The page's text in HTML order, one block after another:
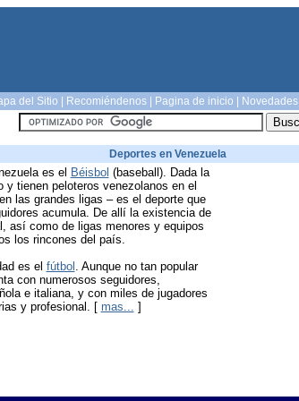
del Sitio Recomiéndenos| Pagina de inicio Novedades|
Deportes en Venezuela
es el Béisbol (baseball). Dada la
y tienen peloteros venezolanos en el
las grandes ligas – es el deporte que
acumula. De allí la existencia de
así como de ligas menores y equipos
los rincones del país.
es el fútbol . Aunque no tan popular
con numerosos seguidores,
e italiana, y con miles de jugadores
y profesional. [ mas... ]